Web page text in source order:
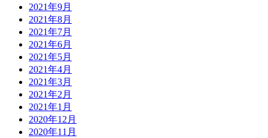
2021年9月
2021年8月
2021年7月
2021年6月
2021年5月
2021年4月
2021年3月
2021年2月
2021年1月
2020年12月
2020年11月